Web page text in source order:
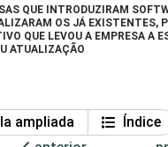
QUE INTRODUZIRAM
OS JÁ EXISTENTES,
QUE LEVOU A EMPRESA A
ATUALIZAÇÃO
ampliada
Índice